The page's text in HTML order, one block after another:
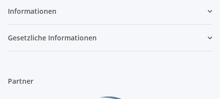
Informationen
Gesetzliche Informationen
Partner